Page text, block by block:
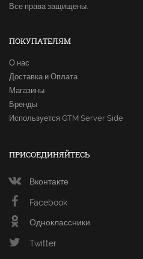
Все права защищены.
ПОКУПАТЕЛЯМ
О нас
Доставка и Оплата
Магазины
Бренды
Используется GTM Server Side
ПРИСОЕДИНЯЙТЕСЬ
Вконтакте
Facebook
Одноклассники
Twitter